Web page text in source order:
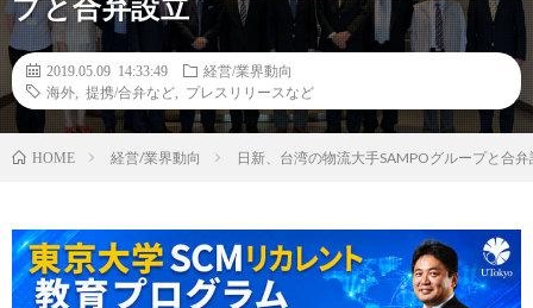
2019.05.09 14:33:49
経営/業界動向
海外
提携/合弁など プレスリリースなど
HOME 経営/業界動向 日新、台湾の物流大手SAMPOグループと合弁